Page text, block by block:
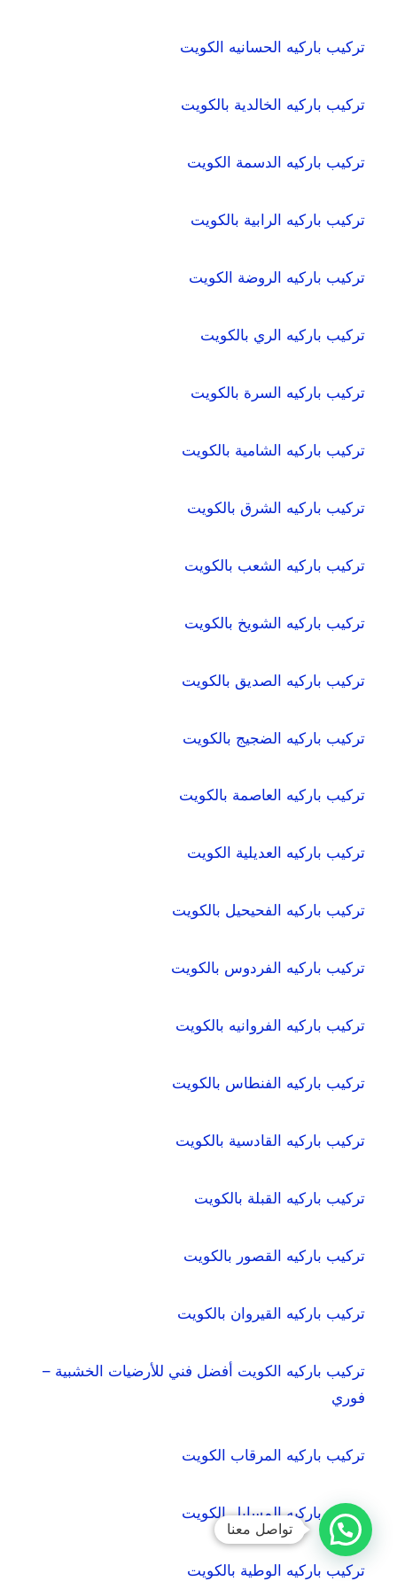
تركيب باركيه الحسانيه الكويت
تركيب باركيه الخالدية بالكويت
تركيب باركيه الدسمة الكويت
تركيب باركيه الرابية بالكويت
تركيب باركيه الروضة الكويت
تركيب باركيه الري بالكويت
تركيب باركيه السرة بالكويت
تركيب باركيه الشامية بالكويت
تركيب باركيه الشرق بالكويت
تركيب باركيه الشعب بالكويت
تركيب باركيه الشويخ بالكويت
تركيب باركيه الصديق بالكويت
تركيب باركيه الضجيج بالكويت
تركيب باركيه العاصمة بالكويت
تركيب باركيه العديلية الكويت
تركيب باركيه الفحيحيل بالكويت
تركيب باركيه الفردوس بالكويت
تركيب باركيه الفروانيه بالكويت
تركيب باركيه الفنطاس بالكويت
تركيب باركيه القادسية بالكويت
تركيب باركيه القبلة بالكويت
تركيب باركيه القصور بالكويت
تركيب باركيه القيروان بالكويت
تركيب باركيه الكويت أفضل فني للأرضيات الخشبية –
فوري
تركيب باركيه المرقاب الكويت
تركيب باركيه المسايل الكويت
تركيب باركيه الوطية بالكويت
تواصل معنا